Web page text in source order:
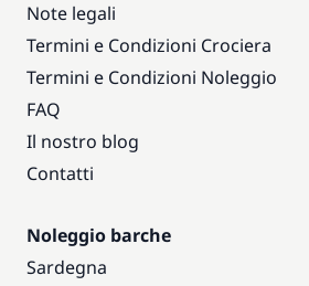
Note legali
Termini e Condizioni Crociera
Termini e Condizioni Noleggio
FAQ
Il nostro blog
Contatti
Noleggio barche
Sardegna